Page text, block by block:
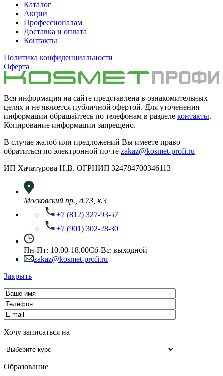
Каталог
Акции
Профессионалам
Доставка и оплата
Контакты
Политика конфиденциальности
Оферта
Вся информация на сайте представлена в ознакомительных
целях и не является публичной офертой. Для уточенения
информации обращайтесь по телефонам в разделе контакты.
Копирование информации запрещено.
В случае жалоб или предложений Вы имеете право
обратиться по электронной почте zakaz@kosmet-profi.ru
ИП Хачатурова Н.В. ОГРНИП 324784700346113
Московский пр., д.73, к.3
+7 (812) 327-93-57
+7 (901) 302-28-30
Пн-Пт: 10.00-18.00Сб-Вс: выходной
zakaz@kosmet-profi.ru
Закрыть
Хочу записаться на
Образование